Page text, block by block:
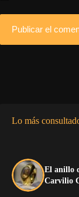
Publicar el
Lo más
El anillo
Carvilio